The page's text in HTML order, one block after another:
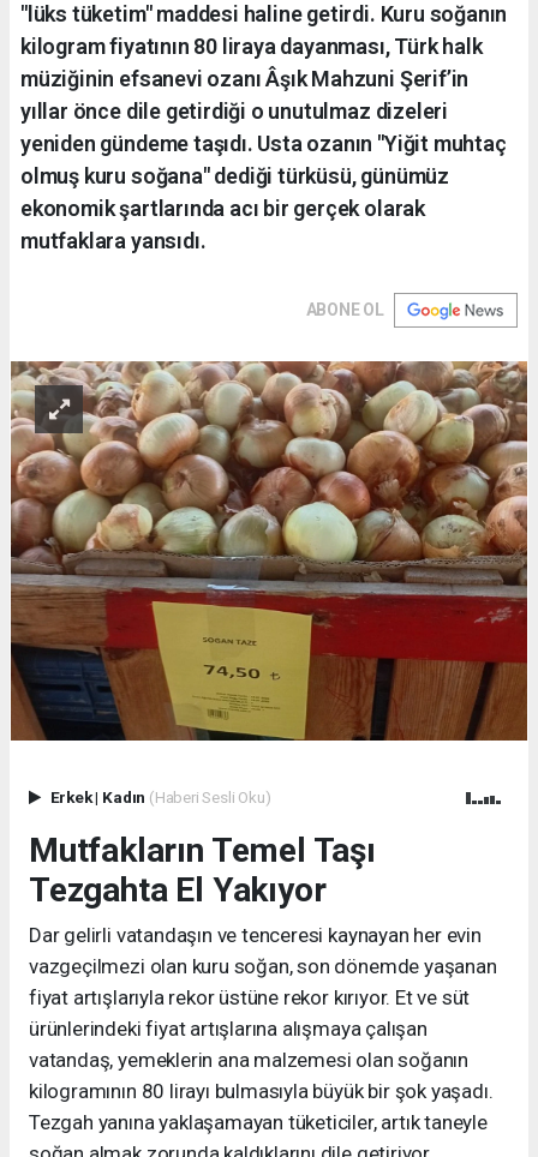
"lüks tüketim" maddesi haline getirdi. Kuru soğanın
kilogram fiyatının 80 liraya dayanması, Türk halk
müziğinin efsanevi ozanı Âşık Mahzuni Şerif’in
yıllar önce dile getirdiği o unutulmaz dizeleri
yeniden gündeme taşıdı. Usta ozanın "Yiğit muhtaç
olmuş kuru soğana" dediği türküsü, günümüz
ekonomik şartlarında acı bir gerçek olarak
mutfaklara yansıdı.
ABONE OL
Erkek| Kadın (Haberi Sesli Oku)
Mutfakların Temel Taşı
Tezgahta El Yakıyor
Dar gelirli vatandaşın ve tenceresi kaynayan her evin
vazgeçilmezi olan kuru soğan, son dönemde yaşanan
fiyat artışlarıyla rekor üstüne rekor kırıyor. Et ve süt
ürünlerindeki fiyat artışlarına alışmaya çalışan
vatandaş, yemeklerin ana malzemesi olan soğanın
kilogramının 80 lirayı bulmasıyla büyük bir şok yaşadı.
Tezgah yanına yaklaşamayan tüketiciler, artık taneyle